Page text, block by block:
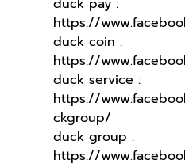
duck pay :
https://
duck coin :
https://
duck service :
https://
ckgroup/
duck group :
https://